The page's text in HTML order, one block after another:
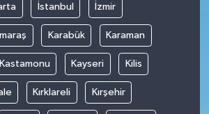
İstanbul İzmir
Karabük Karaman
Kastamonu Kayseri Kilis
Kırklareli Kırşehir